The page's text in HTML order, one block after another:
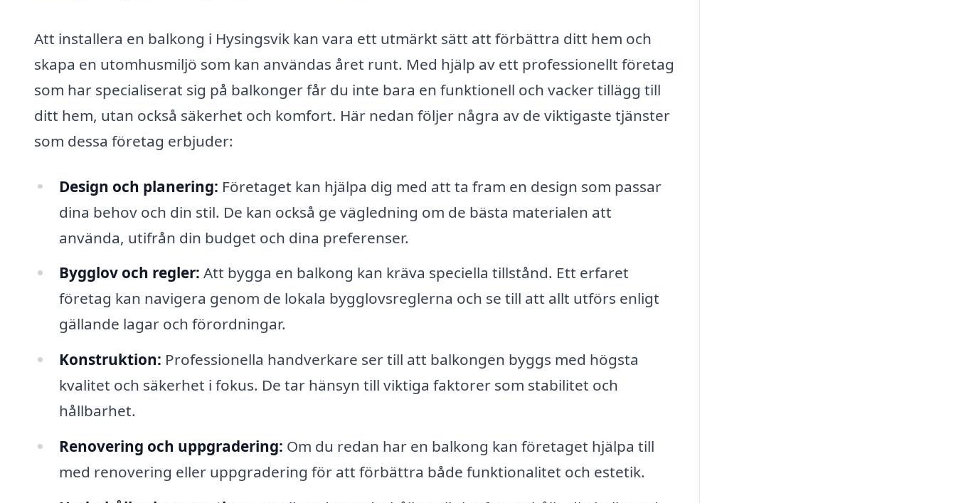
Att installera en balkong i Hysingsvik kan vara ett utmärkt sätt att förbättra ditt hem och
skapa en utomhusmiljö som kan användas året runt. Med hjälp av ett professionellt företag
som har specialiserat sig på balkonger får du inte bara en funktionell och vacker tillägg till
ditt hem, utan också säkerhet och komfort. Här nedan följer några av de viktigaste tjänster
som dessa företag erbjuder:
Design och planering: Företaget kan hjälpa dig med att ta fram en design som passar
dina behov och din stil. De kan också ge vägledning om de bästa materialen att
använda, utifrån din budget och dina preferenser.
Bygglov och regler: Att bygga en balkong kan kräva speciella tillstånd. Ett erfaret
företag kan navigera genom de lokala bygglovsreglerna och se till att allt utförs enligt
gällande lagar och förordningar.
Konstruktion: Professionella handverkare ser till att balkongen byggs med högsta
kvalitet och säkerhet i fokus. De tar hänsyn till viktiga faktorer som stabilitet och
hållbarhet.
Renovering och uppgradering: Om du redan har en balkong kan företaget hjälpa till
med renovering eller uppgradering för att förbättra både funktionalitet och estetik.